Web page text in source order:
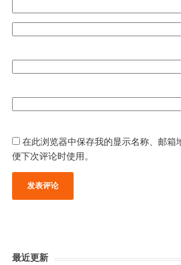
在此浏览器中保存我的显示名称、邮箱
便下次评论时使用。
最近更新